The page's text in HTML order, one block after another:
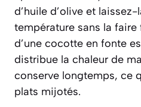
d’huile d’olive et
température sans la faire
d’une cocotte en fonte
distribue la chaleur de
conserve longtemps, ce
plats mijotés.